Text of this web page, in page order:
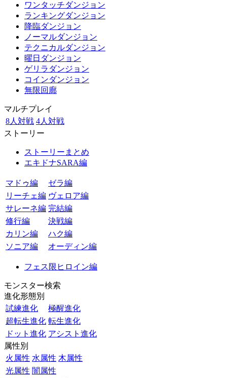
ワンタッチダンジョン
ランキングダンジョン
降臨ダンジョン
ノーマルダンジョン
テクニカルダンジョン
曜日ダンジョン
ゲリラダンジョン
コインダンジョン
無限回廊
マルチプレイ
8人対戦 4人対戦
ストーリー
ストーリーまとめ
エキドナSARA編
マドゥ編
ゼラ編
リーチェ編 ヴェロア編
サレーネ編 完結編
修行編
決戦編
カリン編
ハク編
ソニア編
オーディン編
フェス限ヒロイン編
モンスター検索
進化形態別
試練進化
極醒進化
超転生進化 転生進化
ドット進化 アシスト進化
属性別
火属性 水属性 木属性
光属性 闇属性